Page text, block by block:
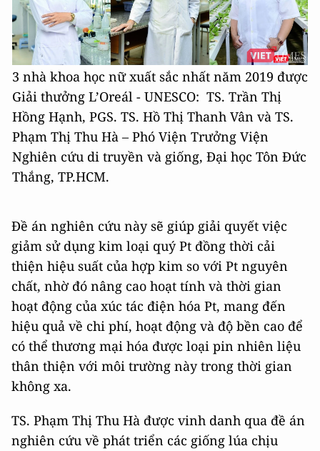
3 nhà khoa học nữ xuất sắc nhất năm 2019 được
Giải thưởng L’Oreál - UNESCO: TS. Trần Thị
Hồng Hạnh, PGS. TS. Hồ Thị Thanh Vân và TS.
Phạm Thị Thu Hà – Phó Viện Trưởng Viện
Nghiên cứu di truyền và giống, Đại học Tôn Đức
Thắng, TP.HCM.
Đề án nghiên cứu này sẽ giúp giải quyết việc
giảm sử dụng kim loại quý Pt đồng thời cải
thiện hiệu suất của hợp kim so với Pt nguyên
chất, nhờ đó nâng cao hoạt tính và thời gian
hoạt động của xúc tác điện hóa Pt, mang đến
hiệu quả về chi phí, hoạt động và độ bền cao để
có thể thương mại hóa được loại pin nhiên liệu
thân thiện với môi trường này trong thời gian
không xa.
TS. Phạm Thị Thu Hà được vinh danh qua đề án
nghiên cứu về phát triển các giống lúa chịu